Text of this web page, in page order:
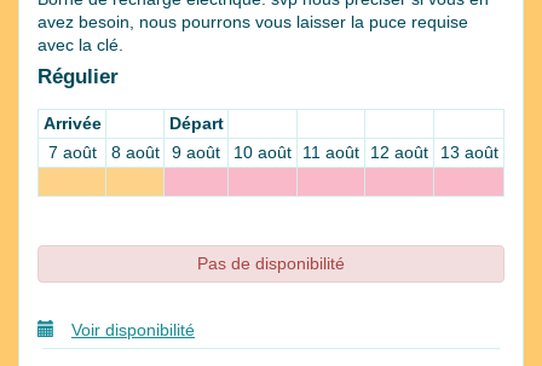
avez besoin, nous pourrons vous laisser la puce requise
avec la clé.
Régulier
Arrivée
Départ
7 août
8 août 9 août 10 août 11 août 12 août 13 août
Pas de disponibilité
Voir disponibilité